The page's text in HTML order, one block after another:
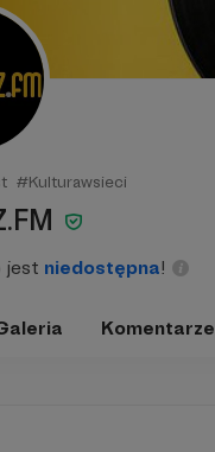
#Kulturawsieci
jest niedostępna!
Komentarze